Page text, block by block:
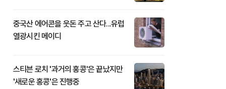
중국산 에어콘을 웃돈 주고 산다...유럽
열광시킨 메이디
스티븐 로치 '과거의 홍콩'은 끝났지만
'새로운 홍콩'은 진행중